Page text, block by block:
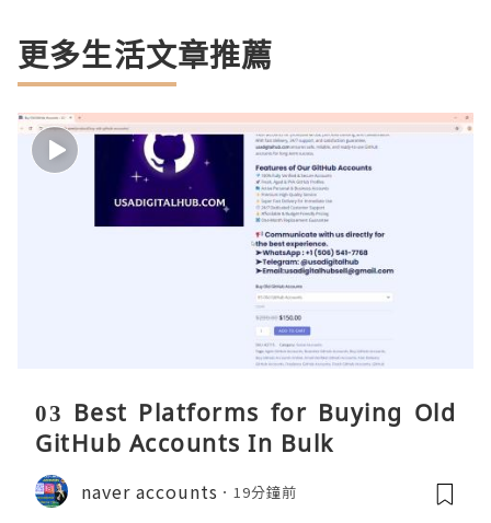
更多生活文章推薦
03 Best Platforms for Buying Old
GitHub Accounts In Bulk
naver accounts 19分鐘前